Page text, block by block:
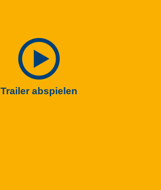
Trailer abspielen